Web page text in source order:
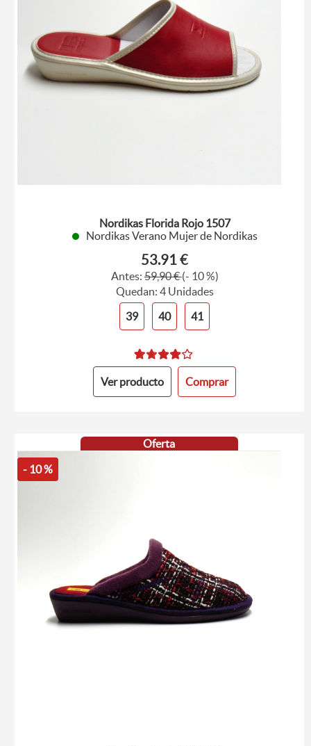
Nordikas Florida Rojo 1507
Nordikas Verano Mujer de Nordikas
53.91 €
Antes:59,90 €(- 10 %)
Quedan: 4 Unidades
39
40 41
Ver producto Comprar
Oferta
- 10 %